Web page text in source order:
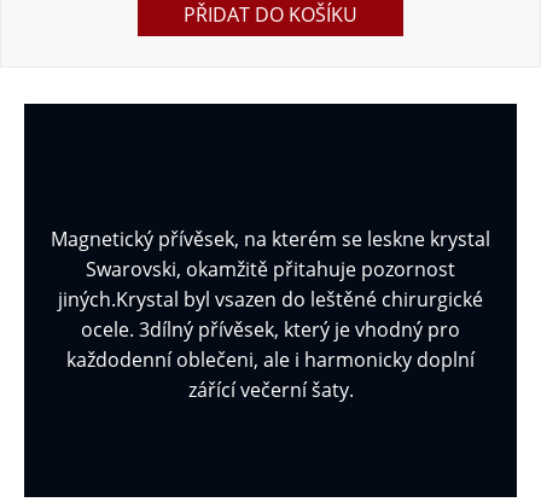
PŘIDAT DO KOŠÍKU
Magnetický přívěsek, na kterém se leskne krystal
Swarovski, okamžitě přitahuje pozornost
jiných.Krystal byl vsazen do leštěné chirurgické
ocele. 3dílný přívěsek, který je vhodný pro
každodenní oblečeni, ale i harmonicky doplní
zářící večerní šaty.